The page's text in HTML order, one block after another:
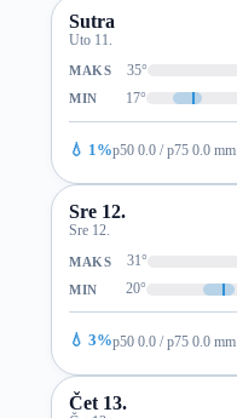
Sutra
Uto 11.
MAKS 35°
MIN 17°
💧 1%p50 0.0 / p75 0.0 mm
Sre 12.
Sre 12.
MAKS 31°
MIN 20°
💧 3%p50 0.0 / p75 0.0 mm
Čet 13.